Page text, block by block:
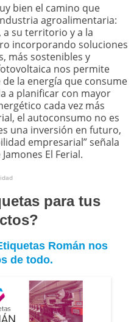
bien el camino que
agroalimentaria:
a su territorio y a la
incorporando soluciones
más sostenibles y
nos permite
la energía que consume
a planificar con mayor
cada vez más
el autoconsumo no es
una inversión en futuro,
empresarial” señala
El Ferial.
para tus
Román nos
de todo.